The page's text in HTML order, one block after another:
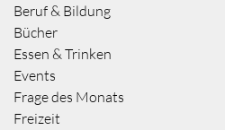
Beruf & Bildung
Bücher
Essen & Trinken
Events
Frage des Monats
Freizeit